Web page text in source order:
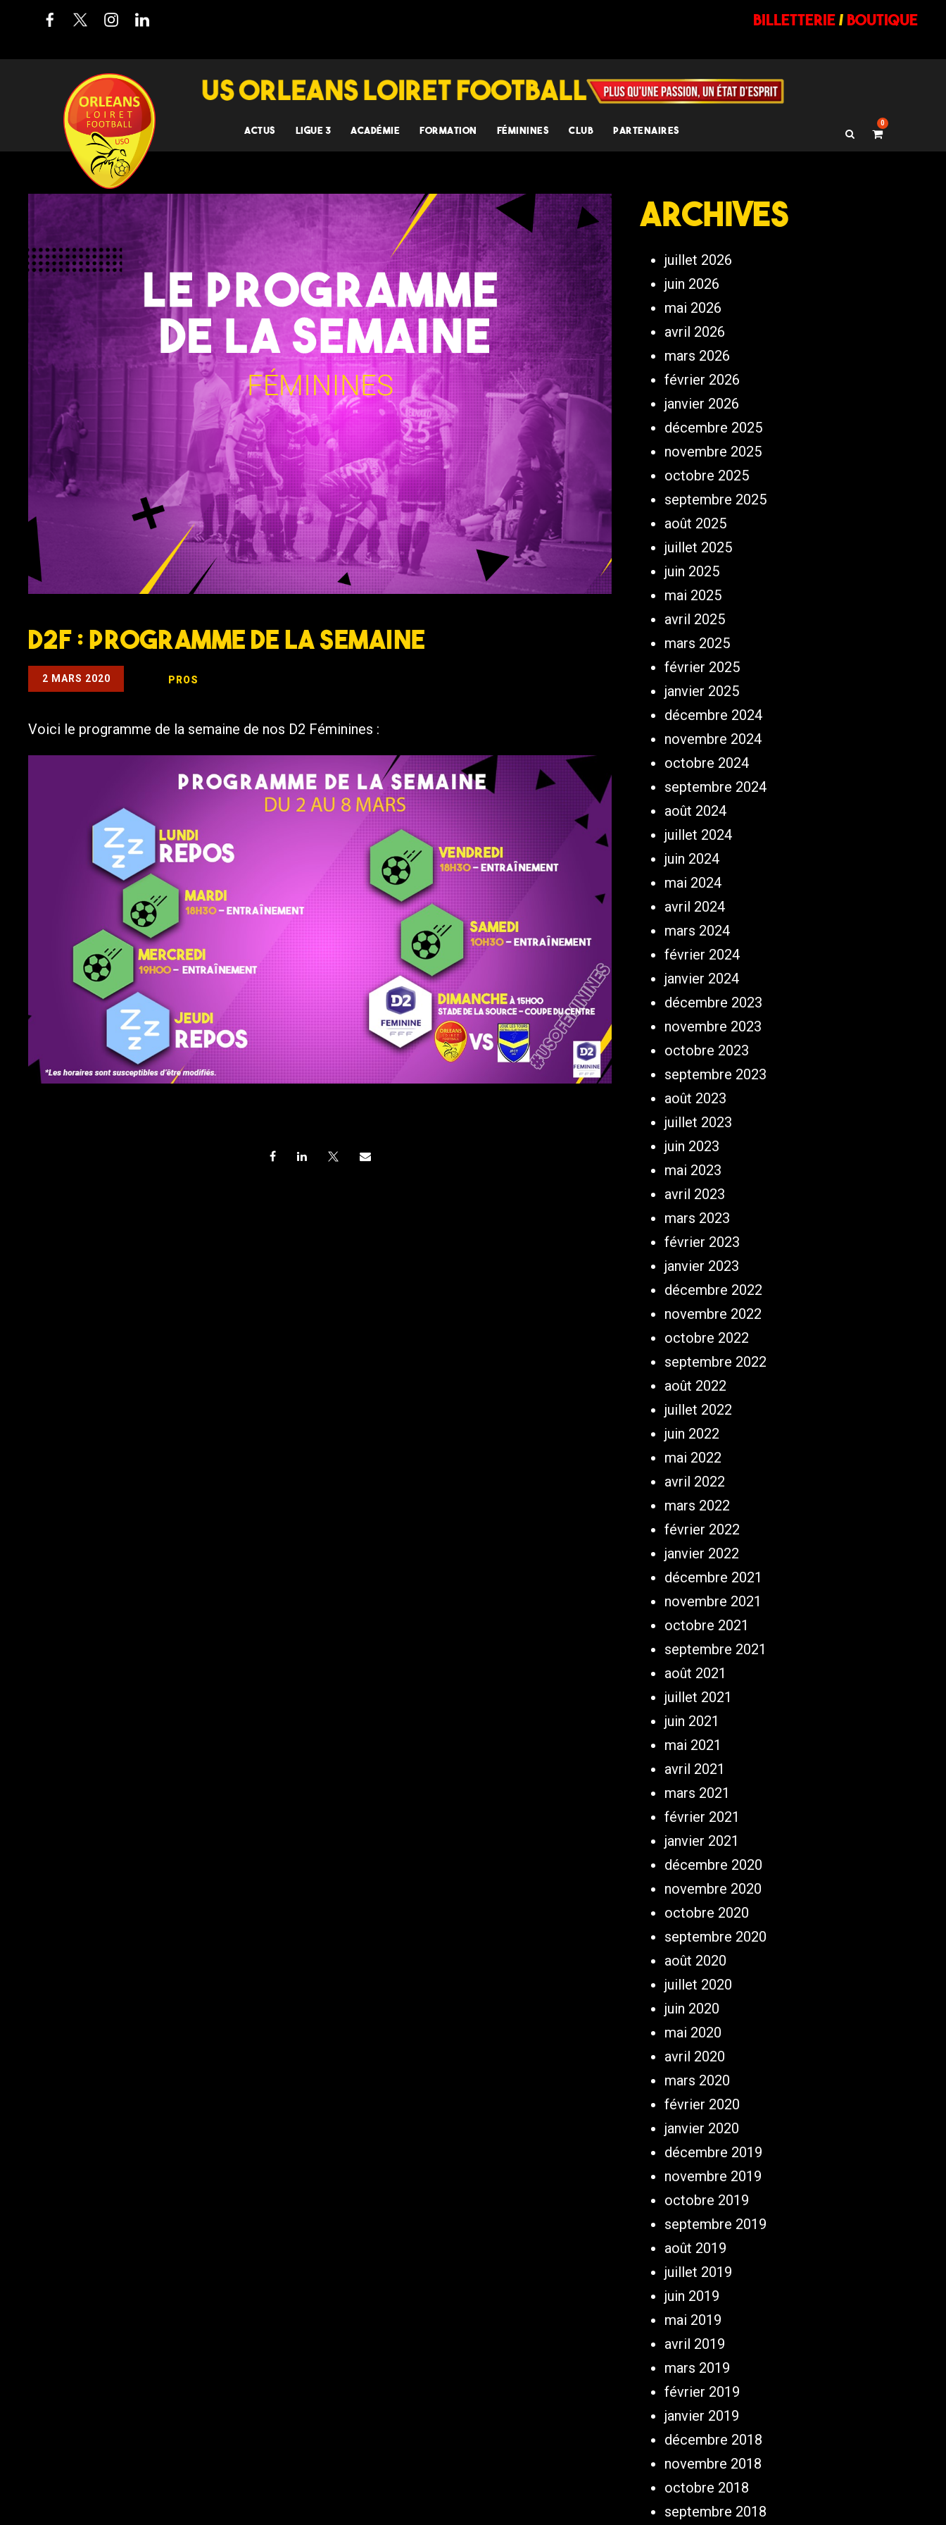
billetterie/ BOUTIQUE
ACTUS LIGUE 3 ACADÉMIE FORMATION FÉMININES CLUB PARTENAIRES
0
D2F : Programme de la semaine
2 MARS 2020 PROS
Voici le programme de la semaine de nos D2 Féminines :
Archives
juillet 2026
juin 2026
mai 2026
avril 2026
mars 2026
février 2026
janvier 2026
décembre 2025
novembre 2025
octobre 2025
septembre 2025
août 2025
juillet 2025
juin 2025
mai 2025
avril 2025
mars 2025
février 2025
janvier 2025
décembre 2024
novembre 2024
octobre 2024
septembre 2024
août 2024
juillet 2024
juin 2024
mai 2024
avril 2024
mars 2024
février 2024
janvier 2024
décembre 2023
novembre 2023
octobre 2023
septembre 2023
août 2023
juillet 2023
juin 2023
mai 2023
avril 2023
mars 2023
février 2023
janvier 2023
décembre 2022
novembre 2022
octobre 2022
septembre 2022
août 2022
juillet 2022
juin 2022
mai 2022
avril 2022
mars 2022
février 2022
janvier 2022
décembre 2021
novembre 2021
octobre 2021
septembre 2021
août 2021
juillet 2021
juin 2021
mai 2021
avril 2021
mars 2021
février 2021
janvier 2021
décembre 2020
novembre 2020
octobre 2020
septembre 2020
août 2020
juillet 2020
juin 2020
mai 2020
avril 2020
mars 2020
février 2020
janvier 2020
décembre 2019
novembre 2019
octobre 2019
septembre 2019
août 2019
juillet 2019
juin 2019
mai 2019
avril 2019
mars 2019
février 2019
janvier 2019
décembre 2018
novembre 2018
octobre 2018
septembre 2018